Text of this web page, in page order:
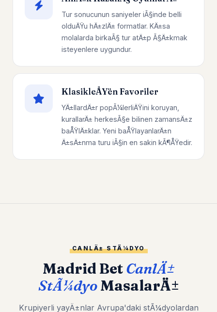
Tur sonucunun saniyeler iÃ§inde belli
olduÄŸu hÄ±zlÄ± formatlar. KÄ±sa
molalarda birkaÃ§ tur atÄ±p Ã§Ä±kmak
isteyenlere uygundur.
KlasikleÅŸen Favoriler
YÄ±llardÄ±r popÃ¼lerliÄŸini koruyan,
kurallarÄ± herkesÃ§e bilinen zamansÄ±z
baÅŸlÄ±klar. Yeni baÅŸlayanlarÄ±n
Ä±sÄ±nma turu iÃ§in en sakin kÃ¶ÅŸedir.
CANLÄ± STÃ¼DYO
Madrid BetCanlÄ±
StÃ¼dyoMasalarÄ±
Krupiyerli yayÄ±nlar Avrupa'daki stÃ¼dyolardan